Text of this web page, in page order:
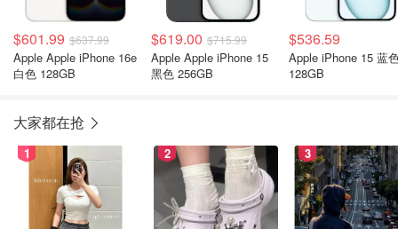
$601.99 $637.99
Apple Apple iPhone 16e
白色 128GB
$619.00 $715.99
Apple Apple iPhone 15
黑色 256GB
$536.59
Apple iPhone 15 蓝
128GB
大家都在抢
1 2 3